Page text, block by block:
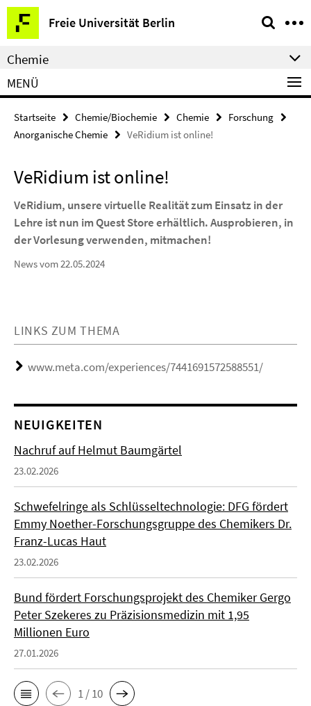
Springe
direkt
zu
Inhalt
Freie Universität Berlin
Service-
Navigation
Chemie
MENÜ
Startseite Chemie/Biochemie Chemie
Forschung
Anorganische Chemie
VeRidium ist online!
VeRidium ist online!
VeRidium, unsere virtuelle Realität zum Einsatz in der
Lehre ist nun im Quest Store erhältlich. Ausprobieren, in
der Vorlesung verwenden, mitmachen!
News vom 22.05.2024
LINKS ZUM THEMA
www.meta.com/experiences/7441691572588551/
NEUIGKEITEN
Nachruf auf Helmut Baumgärtel
23.02.2026
Schwefelringe als Schlüsseltechnologie: DFG fördert
Emmy Noether-Forschungsgruppe des Chemikers Dr.
Franz-Lucas Haut
23.02.2026
Bund fördert Forschungsprojekt des Chemiker Gergo
Peter Szekeres zu Präzisionsmedizin mit 1,95
Millionen Euro
27.01.2026
1 / 10